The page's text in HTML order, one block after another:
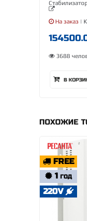
На заказ |
3688
В
ПОХОЖИЕ
FREE
1 ГОД
220V